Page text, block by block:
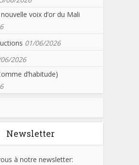
voix d’or du Mali
01/06/2026
2026
d’habitude)
Newsletter
à notre newsletter: